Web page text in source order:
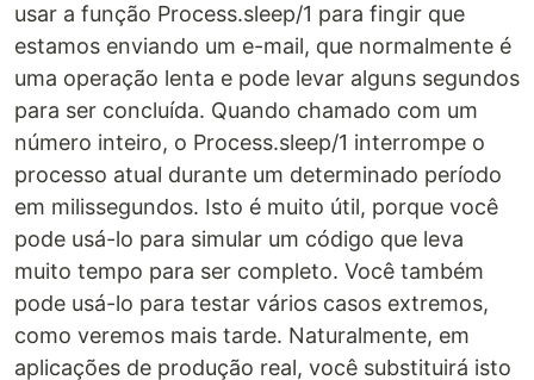
usar a função Process.sleep/1 para fingir que
estamos enviando um e-mail, que normalmente é
uma operação lenta e pode levar alguns segundos
para ser concluída. Quando chamado com um
número inteiro, o Process.sleep/1 interrompe o
processo atual durante um determinado período
em milissegundos. Isto é muito útil, porque você
pode usá-lo para simular um código que leva
muito tempo para ser completo. Você também
pode usá-lo para testar vários casos extremos,
como veremos mais tarde. Naturalmente, em
aplicações de produção real, você substituirá isto